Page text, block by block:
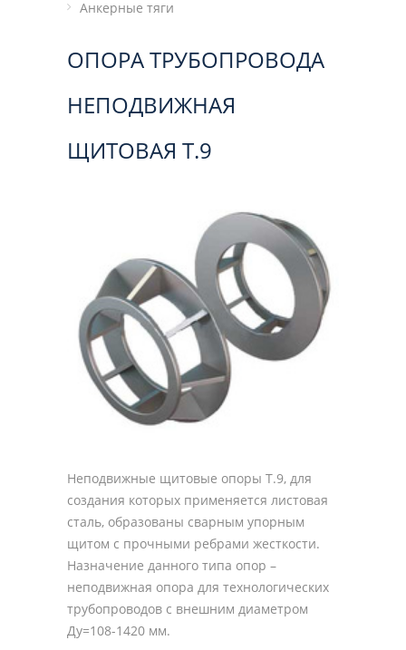
Анкерные тяги
ОПОРА ТРУБОПРОВОДА
НЕПОДВИЖНАЯ
ЩИТОВАЯ Т.9
Неподвижные щитовые опоры Т.9, для
создания которых применяется листовая
сталь, образованы сварным упорным
щитом с прочными ребрами жесткости.
Назначение данного типа опор –
неподвижная опора для технологических
трубопроводов с внешним диаметром
Ду=108-1420 мм.